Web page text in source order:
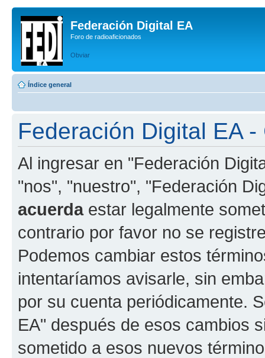
Federación Digital EA
Foro de radioaficionados
Obviar
Índice general
Federación Digital EA
Al ingresar en "Federación
"nos", "nuestro", "Federación
acuerdaestar legalmente
contrario por favor no se
Podemos cambiar estos
intentaríamos avisarle, sin
por su cuenta periódicamente.
EA" después de esos cambios
sometido a esos nuevos